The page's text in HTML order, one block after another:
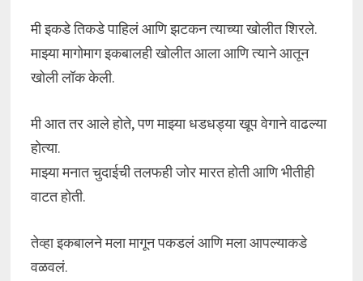
मी इकडे तिकडे पाहिलं आणि झटकन त्याच्या खोलीत शिरले.
माझ्या मागोमाग इकबालही खोलीत आला आणि त्याने आतून
खोली लॉक केली.
मी आत तर आले होते, पण माझ्या धडधड्या खूप वेगाने वाढल्या
होत्या.
माझ्या मनात चुदाईची तलफही जोर मारत होती आणि भीतीही
वाटत होती.
तेव्हा इकबालने मला मागून पकडलं आणि मला आपल्याकडे
वळवलं.